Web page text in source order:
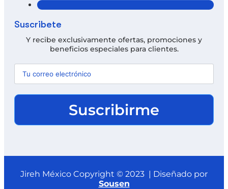
Suscríbete
Y recibe exclusivamente ofertas, promociones y
beneficios especiales para clientes.
Suscribirme
Jireh México Copyright © 2023 | Diseñado por
Sousen